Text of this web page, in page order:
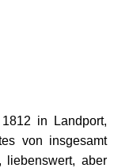
in Landport,
von insgesamt
liebenswert, aber